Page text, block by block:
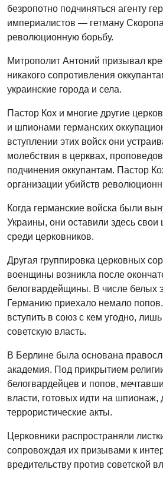
безропотно подчиняться агенту
империалистов — гетману
революционную борьбу.
Митрополит Антоний призывал
никакого сопротивления
украинские города и села.
Пастор Кох и многие другие
и шпионами германских
вступлении этих войск они
молебствия в церквах,
подчинения оккупантам. Пастор
организации убийств
Когда германские войска были
Украины, они оставили здесь свои
среди церковников.
Другая группировка церковных
военщины возникла после
белогвардейщины. В числе белых
Германию приехало немало
вступить в союз с кем угодно,
советскую власть.
В Берлине была основана
академия. Под прикрытием
белогвардейцев и попов,
власти, готовых идти на шпионаж,
террористические акты.
Церковники распространяли
сопровождая их призывами к
вредительству против советской